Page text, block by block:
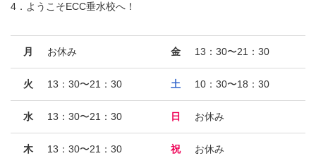
4．ようこそECC垂水校へ！
月 お休み
火 13：30〜21：30
水 13：30〜21：30
木 13：30〜21：30
金 13：30〜21：30
土 10：30〜18：30
日 お休み
祝 お休み